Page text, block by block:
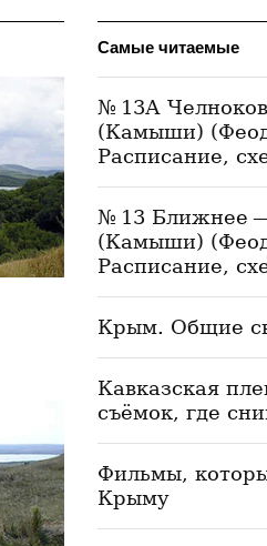
Самые читаемые
№ 13А
(Камыши)
Расписание,
№ 13 Ближнее
(Камыши)
Расписание,
Крым. Общие
Кавказская
съёмок, где
Фильмы,
Крыму